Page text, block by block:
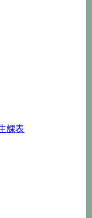
課表